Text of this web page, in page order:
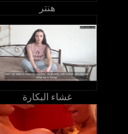
هنتر
غشاء البكارة